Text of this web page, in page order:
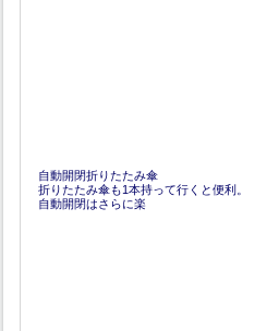
自動開閉折りたたみ傘
折りたたみ傘も1本持って行くと便利。
自動開閉はさらに楽